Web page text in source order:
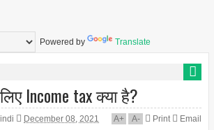
Powered by Translate
Income tax क्या है?
December 08, 2021 A+ A- Print Email